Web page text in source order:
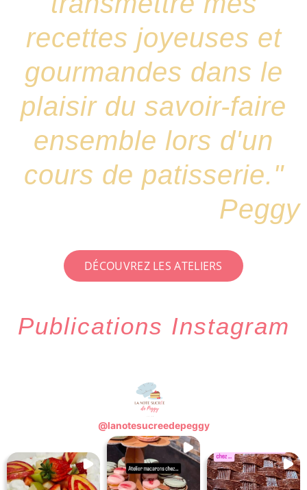
recettes joyeuses et
gourmandes dans le
plaisir du savoir-faire
ensemble lors d'un
cours de patisserie."
Peggy
DÉCOUVREZ LES ATELIERS
Publications Instagram
@lanotesucreedepeggy